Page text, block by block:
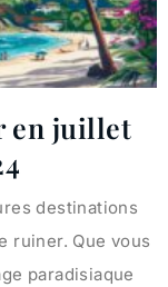
en juillet
destinations
ruiner. Que vous
paradisiaque